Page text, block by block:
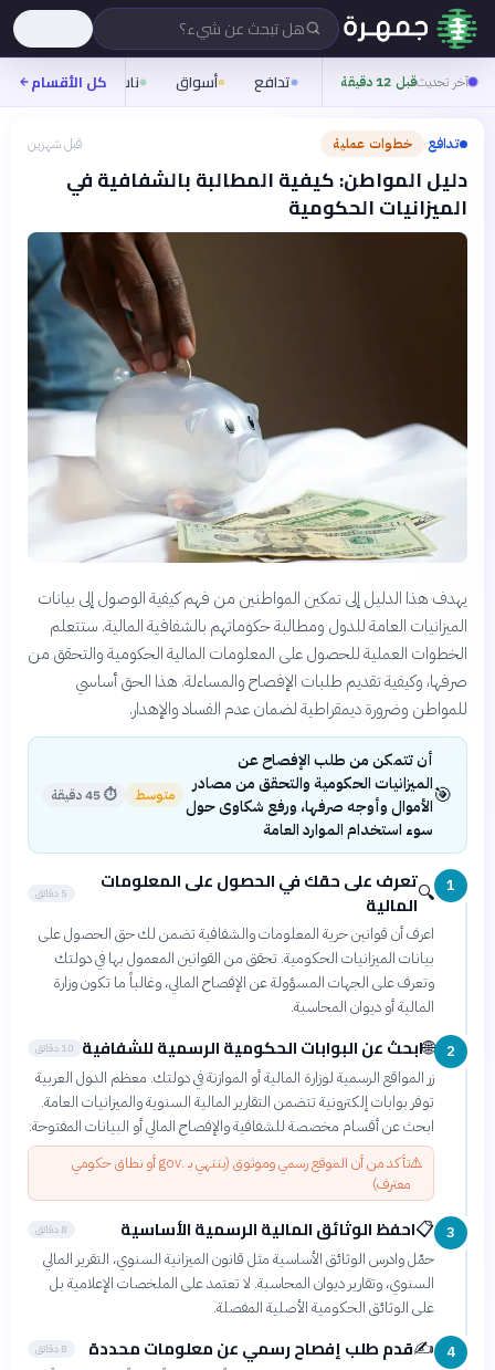
هل تبحث عن شيء؟
آخر تحديثقبل 12 دقيقة تدافع أسواق ناس روح
كل الأقسام
تدافع› خطوات عملية قبل شهرين
دليل المواطن: كيفية المطالبة بالشفافية في
الميزانيات الحكومية
يهدف هذا الدليل إلى تمكين المواطنين من فهم كيفية الوصول إلى بيانات
الميزانيات العامة للدول ومطالبة حكوماتهم بالشفافية المالية. ستتعلم
الخطوات العملية للحصول على المعلومات المالية الحكومية والتحقق من
صرفها، وكيفية تقديم طلبات الإفصاح والمساءلة. هذا الحق أساسي
للمواطن وضرورة ديمقراطية لضمان عدم الفساد والإهدار.
🎯
أن تتمكن من طلب الإفصاح عن
الميزانيات الحكومية والتحقق من مصادر
الأموال وأوجه صرفها، ورفع شكاوى حول
سوء استخدام الموارد العامة
متوسط ⏱45 دقيقة
1
🔍تعرف على حقك في الحصول على المعلومات
المالية
5 دقائق
اعرف أن قوانين حرية المعلومات والشفافية تضمن لك حق الحصول على
بيانات الميزانيات الحكومية. تحقق من القوانين المعمول بها في دولتك
وتعرف على الجهات المسؤولة عن الإفصاح المالي، وغالباً ما تكون وزارة
المالية أو ديوان المحاسبة.
2
🌐ابحث عن البوابات الحكومية الرسمية للشفافية 10 دقائق
زر المواقع الرسمية لوزارة المالية أو الموازنة في دولتك. معظم الدول العربية
توفر بوابات إلكترونية تتضمن التقارير المالية السنوية والميزانيات العامة.
ابحث عن أقسام مخصصة للشفافية والإفصاح المالي أو البيانات المفتوحة.
⚠️
تأكد من أن الموقع رسمي وموثوق (ينتهي بـ .gov أو نطاق حكومي
معترف)
3
📋احفظ الوثائق المالية الرسمية الأساسية 8 دقائق
حمّل وادرس الوثائق الأساسية مثل قانون الميزانية السنوي، التقرير المالي
السنوي، وتقارير ديوان المحاسبة. لا تعتمد على الملخصات الإعلامية بل
على الوثائق الحكومية الأصلية المفصلة.
4
✍️قدم طلب إفصاح رسمي عن معلومات محددة 8 دقائق